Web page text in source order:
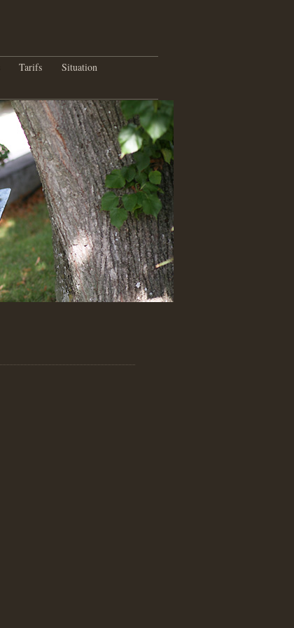
Tarifs
Situation